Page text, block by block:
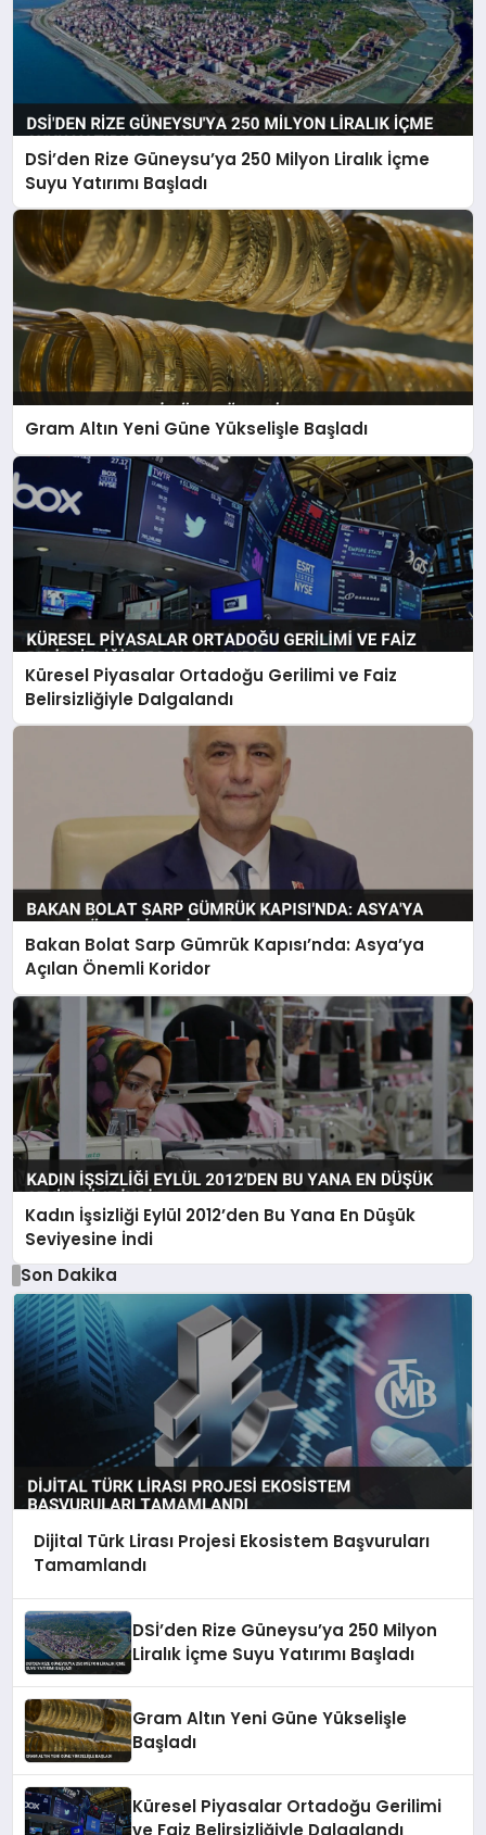
DSİ’den Rize Güneysu’ya 250 Milyon Liralık İçme
Suyu Yatırımı Başladı
Gram Altın Yeni Güne Yükselişle Başladı
Küresel Piyasalar Ortadoğu Gerilimi ve Faiz
Belirsizliğiyle Dalgalandı
Bakan Bolat Sarp Gümrük Kapısı’nda: Asya’ya
Açılan Önemli Koridor
Kadın İşsizliği Eylül 2012’den Bu Yana En Düşük
Seviyesine İndi
Son Dakika
Dijital Türk Lirası Projesi Ekosistem Başvuruları
Tamamlandı
DSİ’den Rize Güneysu’ya 250 Milyon
Liralık İçme Suyu Yatırımı Başladı
Gram Altın Yeni Güne Yükselişle
Başladı
Küresel Piyasalar Ortadoğu Gerilimi
ve Faiz Belirsizliğiyle Dalgalandı